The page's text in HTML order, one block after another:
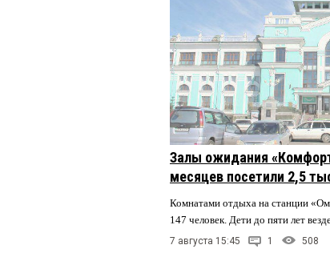
Залы ожидания
месяцев посетили 2,5
Комнатами отдыха на станции
147 человек. Дети до пяти лет
7 августа 15:45 1 508